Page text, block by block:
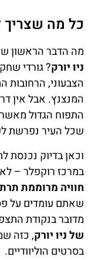
כל מה
מה הדבר הראשון
ניו יורק? גורדי
הצבעוני, הרחובות
המנצנץ. אבל אין
התפוח הגדול מאשר
שכל העיר נפרשת
וכאן בדיוק נכנסת
במרכז רוקפלר –
חוויה מרוממת
שאתם עומדים על
מדובר בנקודת
של ניו יורק, כזה
בסרטים הוליוודיים.